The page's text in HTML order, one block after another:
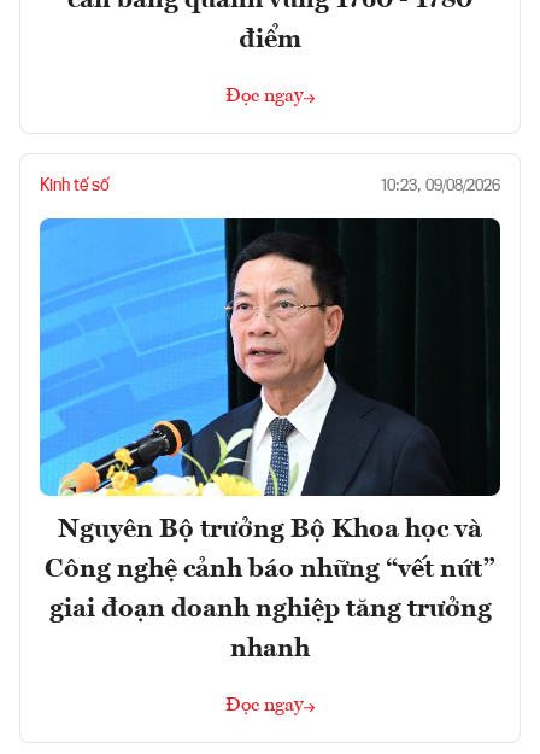
điểm
Đọc ngay
Kinh tế số 10:23, 09/08/2026
Nguyên Bộ trưởng Bộ Khoa học và
Công nghệ cảnh báo những “vết nứt”
giai đoạn doanh nghiệp tăng trưởng
nhanh
Đọc ngay